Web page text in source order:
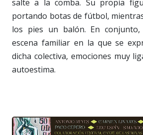
salte a la comba. Su propia
portando botas de fútbol,
los pies un balón. En conjunto,
escena familiar en la que se
dicha colectiva, emociones muy
autoestima.